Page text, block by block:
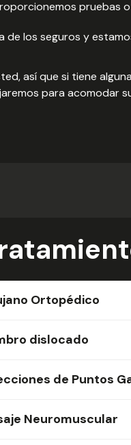
pruebas
de los seguros y
así que si tiene
para acomodar
Ortopédico
dislocado
de Puntos
Neuromuscular